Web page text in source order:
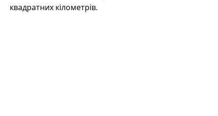
квадратних кілометрів.